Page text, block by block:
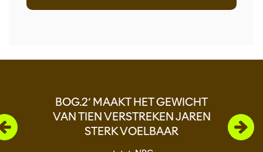
BOG.2’ MAAKT HET GEWICHT
VAN TIEN VERSTREKEN JAREN
STERK VOELBAAR